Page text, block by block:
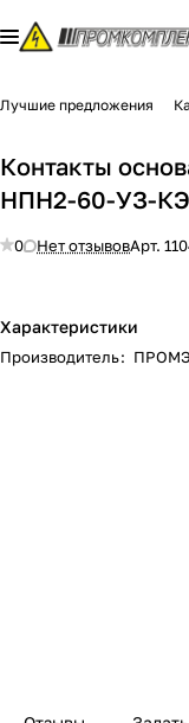
Лучшие предложения
Контакты
НПН2-60-УЗ-
0 Нет отзывовАрт.
Характеристики
Производитель: